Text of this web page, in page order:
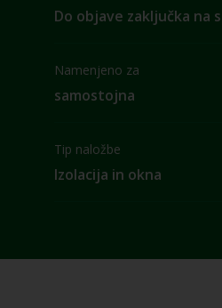
Do objave zaključka na
Namenjeno za
samostojna
Tip naložbe
Izolacija in okna